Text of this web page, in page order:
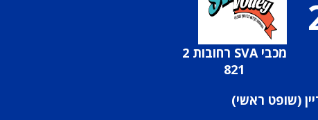
מכבי SVA רחובות 2
821
(שופט ראשי)